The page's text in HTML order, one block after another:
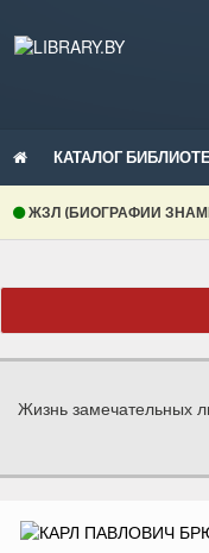
КАТАЛОГ
ЖЗЛ (БИОГРАФИИ
Жизнь замечательных